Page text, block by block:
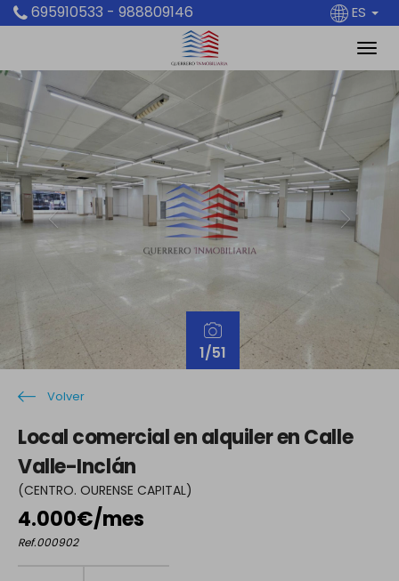
695910533 - 988809146 ES
1/51
Previous Next
Volver
Local comercial en alquiler en Calle
Valle-Inclán
(CENTRO. OURENSE CAPITAL)
4.000€/mes
Ref.000902